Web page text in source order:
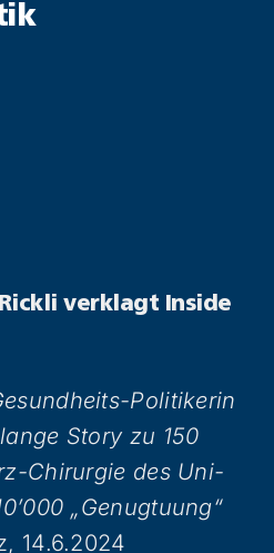
verklagt Inside
Politikerin
Story zu 150
Chirurgie des Uni-
„Genugtuung“
14.6.2024